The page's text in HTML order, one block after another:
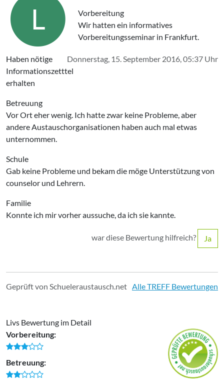
L
Donnerstag, 15. September 2016, 05:37 Uhr
Vorbereitung
Wir hatten ein informatives
Vorbereitungsseminar in Frankfurt.
Haben nötige
Informationszetttel
erhalten
Betreuung
Vor Ort eher wenig. Ich hatte zwar keine Probleme, aber
andere Austauschorganisationen haben auch mal etwas
unternommen.
Schule
Gab keine Probleme und bekam die möge Unterstützung von
counselor und Lehrern.
Familie
Konnte ich mir vorher aussuche, da ich sie kannte.
war diese Bewertung hilfreich? Ja
Geprüft von Schueleraustausch.net Alle TREFF Bewertungen
Livs Bewertung im Detail
Vorbereitung:
Betreuung: